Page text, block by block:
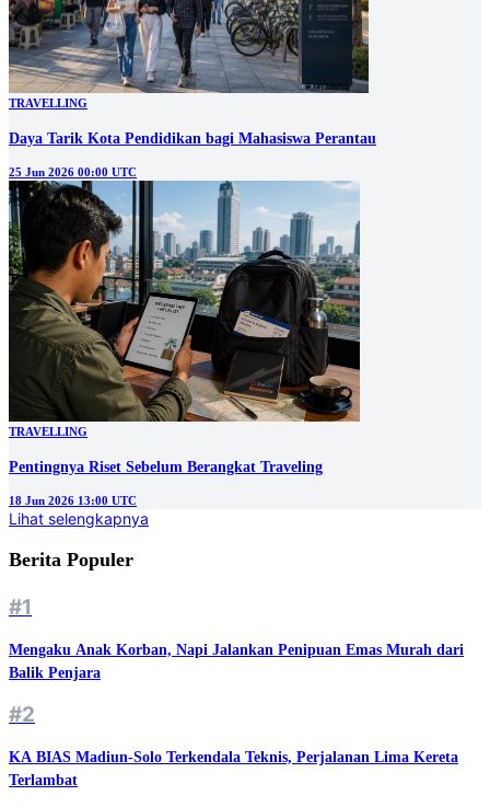
TRAVELLING
Daya Tarik Kota Pendidikan bagi Mahasiswa Perantau
25 Jun 2026 00:00 UTC
TRAVELLING
Pentingnya Riset Sebelum Berangkat Traveling
18 Jun 2026 13:00 UTC
Lihat selengkapnya
Berita Populer
#1
Mengaku Anak Korban, Napi Jalankan Penipuan Emas Murah dari
Balik Penjara
#2
KA BIAS Madiun-Solo Terkendala Teknis, Perjalanan Lima Kereta
Terlambat